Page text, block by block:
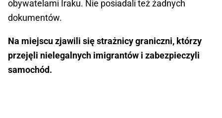
obywatelami Iraku. Nie posiadali też żadnych
dokumentów.
Na miejscu zjawili się strażnicy graniczni, którzy
przejęli nielegalnych imigrantów i zabezpieczyli
samochód.